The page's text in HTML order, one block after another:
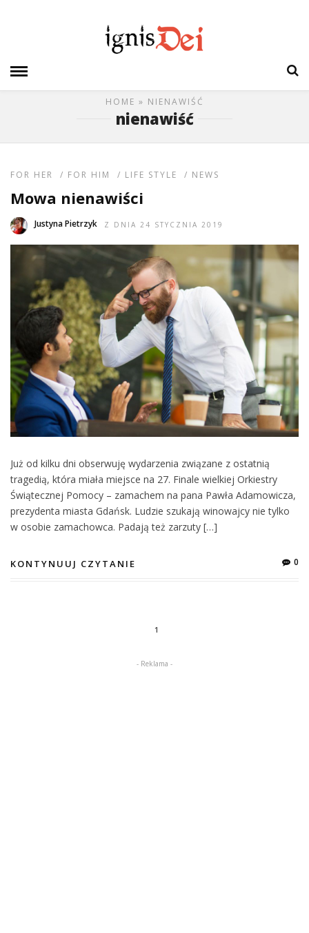
HOME » NIENAWIŚĆ
nienawiść
FOR HER / FOR HIM / LIFE STYLE / NEWS
Mowa nienawiści
Justyna Pietrzyk Z DNIA 24 STYCZNIA 2019
Już od kilku dni obserwuję wydarzenia związane z ostatnią
tragedią, która miała miejsce na 27. Finale wielkiej Orkiestry
Świątecznej Pomocy – zamachem na pana Pawła Adamowicza,
prezydenta miasta Gdańsk. Ludzie szukają winowajcy nie tylko
w osobie zamachowca. Padają też zarzuty […]
KONTYNUUJ CZYTANIE 0
1
- Reklama -